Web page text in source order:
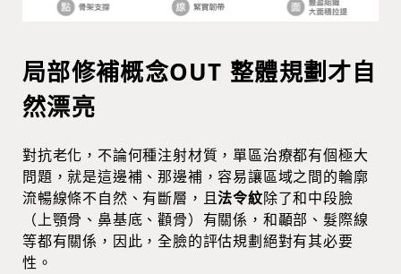
局部修補概念OUT 整體規劃才自
然漂亮
對抗老化，不論何種注射材質，單區治療都有個極大
問題，就是這邊補、那邊補，容易讓區域之間的輪廓
流暢線條不自然、有斷層，且法令紋除了和中段臉
（上顎骨、鼻基底、顴骨）有關係，和顳部、髮際線
等都有關係，因此，全臉的評估規劃絕對有其必要
性。